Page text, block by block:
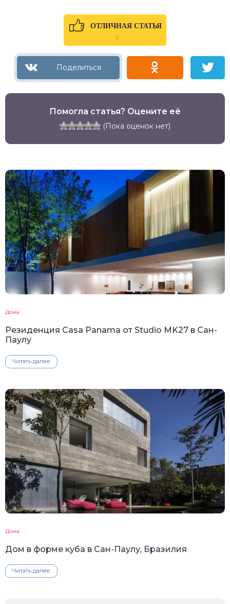
ОТЛИЧНАЯ СТАТЬЯ
0
Помогла статья? Оцените её
(Пока оценок нет)
Дома
Резиденция Casa Panama от Studio MK27 в Сан-
Паулу
Читать далее
Дома
Дом в форме куба в Сан-Паулу, Бразилия
Читать далее